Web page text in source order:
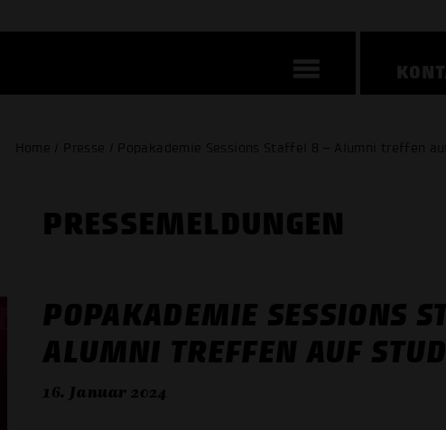
Home / Presse / Popakademie Sessions Staffel 8 – Alumni treffen
PRESSE­MELDUNGEN
POPAKADEMIE SESSIONS
ALUMNI TREFFEN AUF
16. Januar 2024